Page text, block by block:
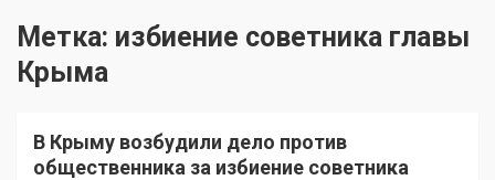
Метка: избиение советника главы
Крыма
В Крыму возбудили дело против
общественника за избиение советника